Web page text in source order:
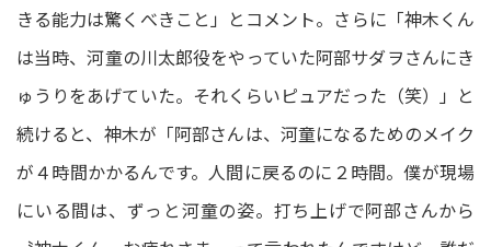
きる能力は驚くべきこと」とコメント。さらに「神木くん
は当時、河童の川太郎役をやっていた阿部サダヲさんにき
ゅうりをあげていた。それくらいピュアだった（笑）」と
続けると、神木が「阿部さんは、河童になるためのメイク
が４時間かかるんです。人間に戻るのに２時間。僕が現場
にいる間は、ずっと河童の姿。打ち上げで阿部さんから